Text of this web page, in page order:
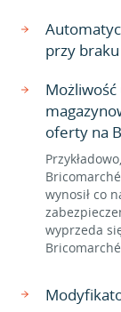
przy
oferty na
wynosił co
wyprzeda
Bricomarché